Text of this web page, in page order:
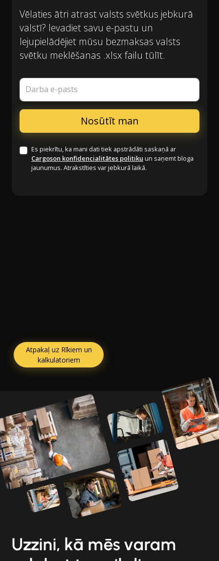
Vēlaties ātri atrast valsts svētkus jebkurā
valstī? Ievadiet savu e-pastu un
lejupielādējiet mūsu bezmaksas valsts
svētku meklēšanas .xlsx failu tūlīt.
Darba e-pasts
Es piekrītu, ka mani dati tiek apstrādāti saskaņā ar
Cargoson konfidencialitātes politiku un saņemt bloga
jaunumus. Atrakstīties var jebkurā laikā.
Atpakaļ uz Rīkiem un
kalkulatoriem
Uzzini, kā mēs varam